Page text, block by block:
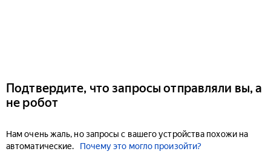
Подтвердите, что запросы отправляли вы, а
не робот
Нам очень жаль, но запросы с вашего устройства похожи на
автоматические.
Почему это могло произойти?